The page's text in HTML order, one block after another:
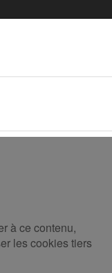
à ce contenu,
les cookies tiers